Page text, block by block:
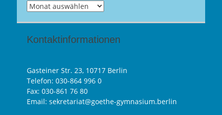
Archiv
Kontaktinformationen
Gasteiner Str. 23, 10717 Berlin
Telefon: 030-864 996 0
Fax: 030-861 76 80
Email: sekretariat@goethe-gymnasium.berlin